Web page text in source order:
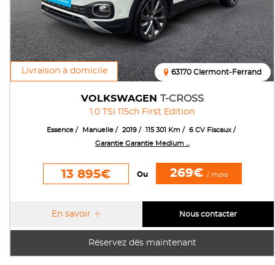
Livraison à domicile
VOLKSWAGEN T-CROSS
1.0 TSI 115ch First Edition
63170 Clermont-Ferrand
Essence Manuelle 2019 115 301 Km
6 CV Fiscaux
Garantie Garantie Medium ...
13 895€ Ou 269€ / mois
Réservez dés maintenant
En savoir Nous contacter